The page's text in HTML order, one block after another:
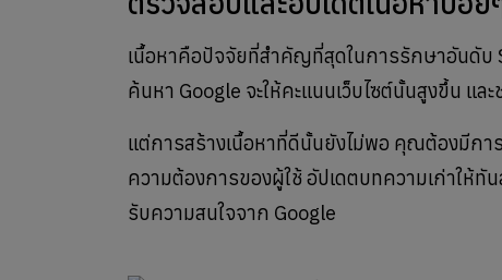
เนื้อหาคือปัจจัยที่สำคัญที่สุดในการรักษาอันดับ
ค้นหา Google จะให้คะแนนเว็บไซต์นั้นสูงขึ้น แล
แต่การสร้างเนื้อหาที่ดีนั้นยังไม่พอ คุณต้องมีการ
ความต้องการของผู้ใช้ อัปเดตบทความเก่าให้ทั
รับความสนใจจาก Google